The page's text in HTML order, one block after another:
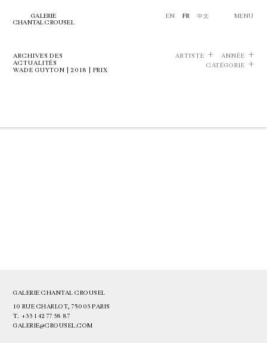
GALERIE
CHANTAL CROUSEL
EN FR 中文 MENU
ARCHIVES DES
ACTUALITÉS
WADE GUYTON | 2018 | PRIX
ARTISTE
ANNÉE
CATÉGORIE
GALERIE CHANTAL CROUSEL
10 RUE CHARLOT, 75003 PARIS
T. +33 1 42 77 38 87
GALERIE@CROUSEL.COM